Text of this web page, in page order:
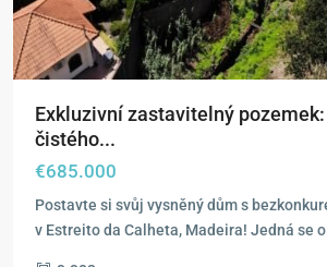
Exkluzivní zastavitelný
čistého...
€685.000
Postavte si svůj vysněný dům s
v Estreito da Calheta, Madeira! Jedná se